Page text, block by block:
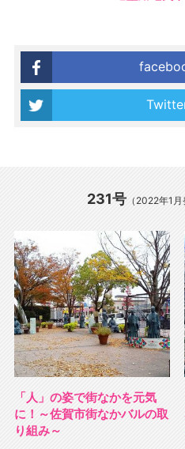
231号（2022年1月
「人」の姿で街なかを元気
に！～佐賀市街なかバルの取
り組み～